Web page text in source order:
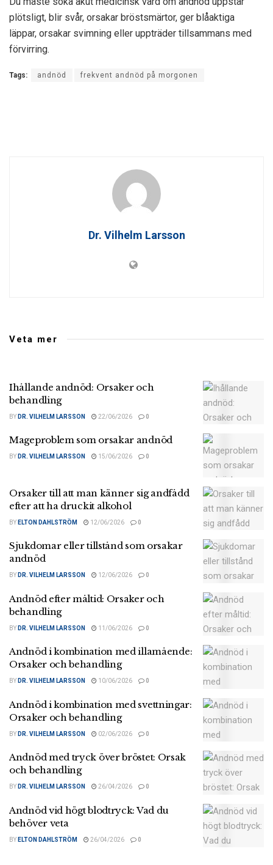
plötsligt, blir svår, orsakar bröstsmärtor, ger blåaktiga
läppar, orsakar svimning eller uppträder tillsammans med
förvirring.
Tags: andnöd frekvent andnöd på morgonen
Dr. Vilhelm Larsson
Veta mer
Ihållande andnöd: Orsaker och
behandling
BY DR. VILHELM LARSSON 22/06/2026 0
Mageproblem som orsakar andnöd
BY DR. VILHELM LARSSON 15/06/2026 0
Orsaker till att man känner sig andfådd
efter att ha druckit alkohol
BY ELTON DAHLSTRÖM 12/06/2026 0
Sjukdomar eller tillstånd som orsakar
andnöd
BY DR. VILHELM LARSSON 12/06/2026 0
Andnöd efter måltid: Orsaker och
behandling
BY DR. VILHELM LARSSON 11/06/2026 0
Andnöd i kombination med illamående:
Orsaker och behandling
BY DR. VILHELM LARSSON 10/06/2026 0
Andnöd i kombination med svettningar:
Orsaker och behandling
BY DR. VILHELM LARSSON 02/06/2026 0
Andnöd med tryck över bröstet: Orsak
och behandling
BY DR. VILHELM LARSSON 26/04/2026 0
Andnöd vid högt blodtryck: Vad du
behöver veta
BY ELTON DAHLSTRÖM 26/04/2026 0